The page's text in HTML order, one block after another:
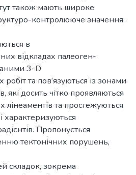
також мають широке
контролююче значення.
в
відкладах палеоген-
3-D
та пов’язуються із зонами
які досить чітко проявляються
лінеаментів та простежуються
характеризуються
Пропонується
тектонічних порушень,
складок, зокрема